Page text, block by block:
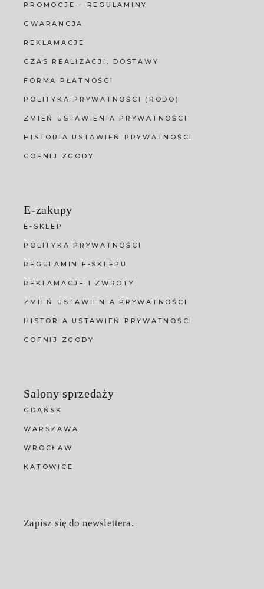
PROMOCJE – REGULAMINY
GWARANCJA
REKLAMACJE
CZAS REALIZACJI, DOSTAWY
FORMA PŁATNOŚCI
POLITYKA PRYWATNOŚCI (RODO)
ZMIEŃ USTAWIENIA PRYWATNOŚCI
HISTORIA USTAWIEŃ PRYWATNOŚCI
COFNIJ ZGODY
E-zakupy
E-SKLEP
POLITYKA PRYWATNOŚCI
REGULAMIN E-SKLEPU
REKLAMACJE I ZWROTY
ZMIEŃ USTAWIENIA PRYWATNOŚCI
HISTORIA USTAWIEŃ PRYWATNOŚCI
COFNIJ ZGODY
Salony sprzedaży
GDAŃSK
WARSZAWA
WROCŁAW
KATOWICE
Zapisz się do newslettera.